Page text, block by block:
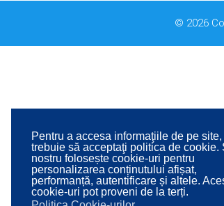
Pentru a accesa informaţiile de pe site,
trebuie să acceptaţi politica de cookie.
nostru folosește cookie-uri pentru
personalizarea conținutului afișat,
performanță, autentificare și altele.
cookie-uri pot proveni de la terți.
© 2026